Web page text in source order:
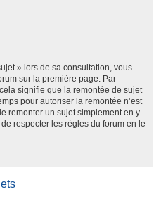
» lors de sa consultation, vous
sur la première page. Par
signifie que la remontée de sujet
pour autoriser la remontée n’est
remonter un sujet simplement en y
respecter les règles du forum en le